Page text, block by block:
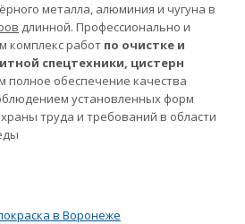
металла, алюминия и чугуна в
длинной. Профессионально и
комплекс работ по очистке и
спецтехники, цистерн
полное обеспечение качества
установленных форм
труда и требований в области
в Воронеже